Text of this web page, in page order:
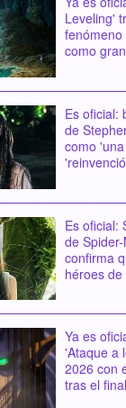
Leveling'
como
Es oficial:
de
como
Es oficial:
de
confirma
héroes
Ya es
'Ataque a
2026 con
tras el